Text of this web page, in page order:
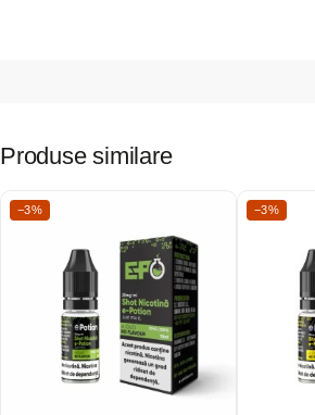
Produse similare
−3% −3%